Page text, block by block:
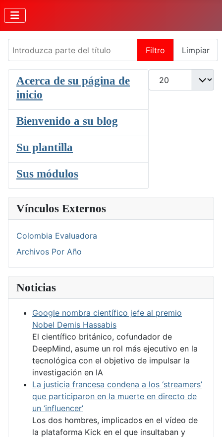
Introduzca parte del título
Filtro Limpiar
Cantidad
Acerca de su página de
inicio
Bienvenido a su blog
Su plantilla
Sus módulos
Vínculos Externos
Colombia Evaluadora
Archivos Por Año
Noticias
Google nombra científico jefe al premio
Nobel Demis Hassabis
El científico británico, cofundador de
DeepMind, asume un rol más ejecutivo en la
tecnológica con el objetivo de impulsar la
investigación en IA
La justicia francesa condena a los ‘streamers’
que participaron en la muerte en directo de
un ‘influencer’
Los dos hombres, implicados en el vídeo de
la plataforma Kick en el que insultaban y